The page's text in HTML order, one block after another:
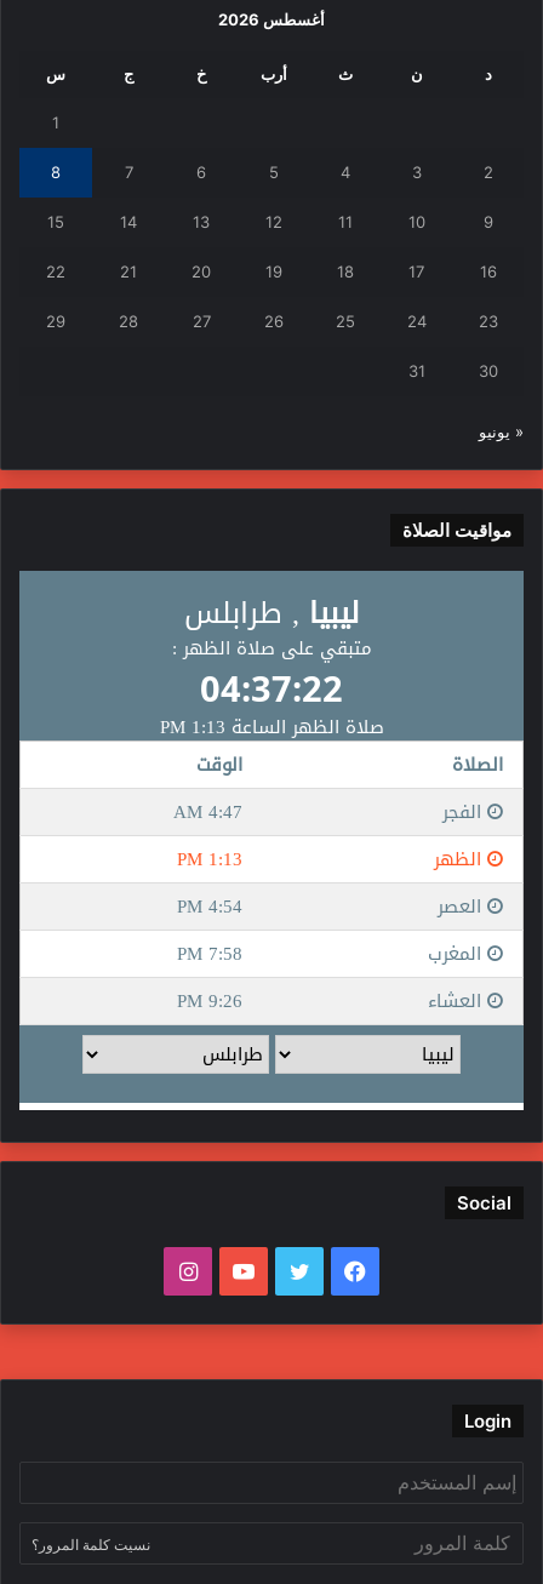
أغسطس 2026
د ن ث أرب خ ج س
1
2
3
4
5
6
7
8
9
10
11
12
13
14
15
16
17
18
19
20
21
22
23
24
25
26
27
28
29
30
31
« يونيو
مواقيت الصلاة
Social
فيسبوك تويتر يوتيوبانستقرام
Login
نسيت كلمة المرور؟